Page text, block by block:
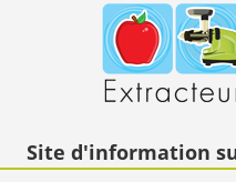
Site d'information